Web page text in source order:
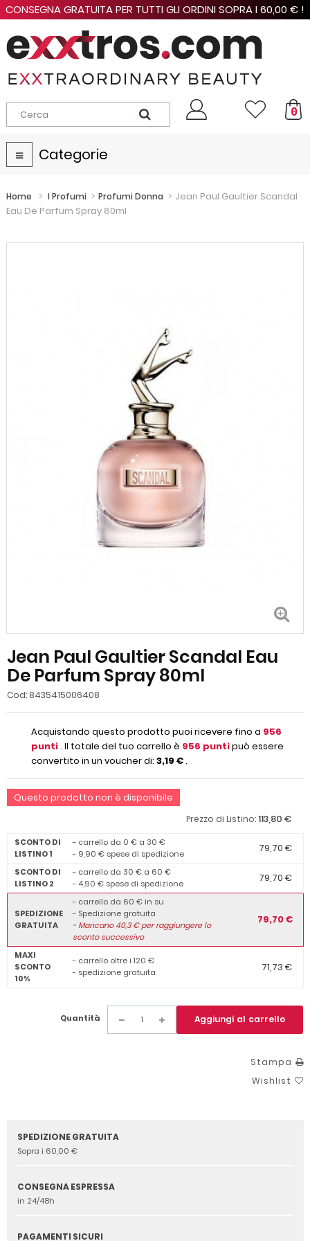
CONSEGNA GRATUITA PER TUTTI GLI ORDINI SOPRA I 60,00 € !
0
Navigazione
Toggle
Categorie
Home > I Profumi > Profumi Donna > Jean Paul Gaultier Scandal
Eau De Parfum Spray 80ml
Jean Paul Gaultier Scandal Eau
De Parfum Spray 80ml
Cod: 8435415006408
Acquistando questo prodotto puoi ricevere fino a 956
punti. Il totale del tuo carrello è 956 puntipuò essere
convertito in un voucher di: 3,19 €.
Questo prodotto non è disponibile
Prezzo di Listino:113,80 €
SCONTO DI
LISTINO 1
- carrello da 0 € a 30 €
- 9,90 € spese di spedizione
79,70 €
SCONTO DI
LISTINO 2
- carrello da 30 € a 60 €
- 4,90 € spese di spedizione
79,70 €
SPEDIZIONE
GRATUITA
- carrello da 60 € in su
- Spedizione gratuita
-Mancano40,3€ per raggiungere lo
sconto successivo
79,70 €
MAXI
SCONTO
10%
- carrello oltre i 120 €
- spedizione gratuita
71,73 €
Quantità Aggiungi al carrello
Stampa
Wishlist
SPEDIZIONE GRATUITA
Sopra i 60,00 €
CONSEGNA ESPRESSA
in 24/48h
PAGAMENTI SICURI